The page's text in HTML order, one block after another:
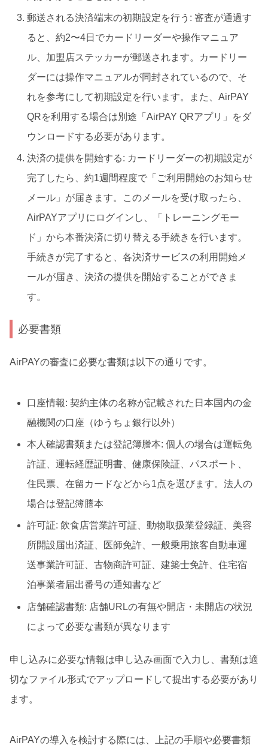
郵送される決済端末の初期設定を行う: 審査が通過す
ると、約2〜4日でカードリーダーや操作マニュア
ル、加盟店ステッカーが郵送されます。カードリー
ダーには操作マニュアルが同封されているので、そ
れを参考にして初期設定を行います。また、AirPAY
QRを利用する場合は別途「AirPAY QRアプリ」をダ
ウンロードする必要があります。
決済の提供を開始する: カードリーダーの初期設定が
完了したら、約1週間程度で「ご利用開始のお知らせ
メール」が届きます。このメールを受け取ったら、
AirPAYアプリにログインし、「トレーニングモー
ド」から本番決済に切り替える手続きを行います。
手続きが完了すると、各決済サービスの利用開始メ
ールが届き、決済の提供を開始することができま
す。
必要書類
AirPAYの審査に必要な書類は以下の通りです。
口座情報: 契約主体の名称が記載された日本国内の金
融機関の口座（ゆうちょ銀行以外）
本人確認書類または登記簿謄本: 個人の場合は運転免
許証、運転経歴証明書、健康保険証、パスポート、
住民票、在留カードなどから1点を選びます。法人の
場合は登記簿謄本
許可証: 飲食店営業許可証、動物取扱業登録証、美容
所開設届出済証、医師免許、一般乗用旅客自動車運
送事業許可証、古物商許可証、建築士免許、住宅宿
泊事業者届出番号の通知書など
店舗確認書類: 店舗URLの有無や開店・未開店の状況
によって必要な書類が異なります
申し込みに必要な情報は申し込み画面で入力し、書類は適
切なファイル形式でアップロードして提出する必要があり
ます。
AirPAYの導入を検討する際には、上記の手順や必要書類